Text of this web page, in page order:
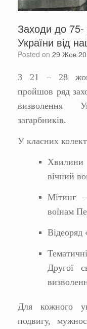
Заходи до 75-
України від
Posted on 29 Жов
З 21 – 28
пройшов ряд
визволення
загарбників.
У класних
вічний
Мітинг
воїнам
Відеоряд
Другої
Для кожного
подвигу,